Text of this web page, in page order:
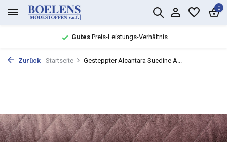
0
GutesPreis-Leistungs-Verhältnis
Zurück Startseite Gesteppter Alcantara Suedine A...